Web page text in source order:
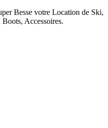
Besse votre Location de Ski,
Accessoires.